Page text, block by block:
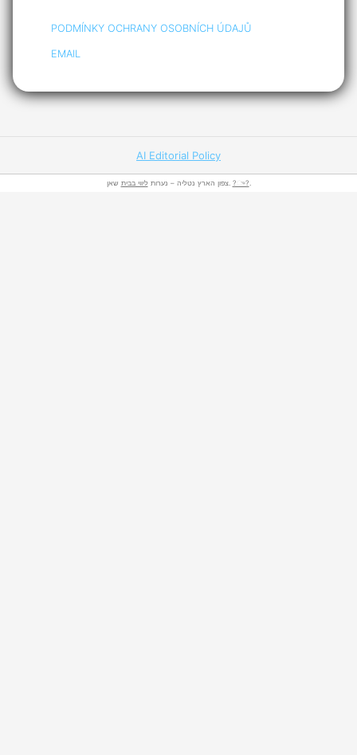
PODMÍNKY OCHRANY OSOBNÍCH ÚDAJŮ
EMAIL
AI Editorial Policy
צפון הארץ נטליה – נערותליווי בבית שאן. ?ு?.